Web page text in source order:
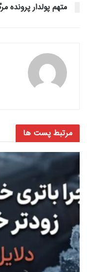
متهم پولدار
مرتبط پست ها